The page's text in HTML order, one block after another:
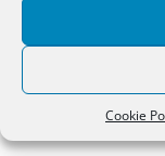
Cookie
FINCA
gráfica, pues el
entrar en ella,